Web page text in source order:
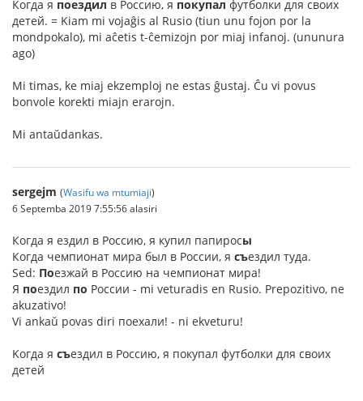
Когда я поездил в Россию, я покупал футболки для своих
детей. = Kiam mi vojaĝis al Rusio (tiun unu fojon por la
mondpokalo), mi aĉetis t-ĉemizojn por miaj infanoj. (ununura
ago)
Mi timas, ke miaj ekzemploj ne estas ĝustaj. Ĉu vi povus
bonvole korekti miajn erarojn.
Mi antaŭdankas.
sergejm (Wasifu wa mtumiaji)
6 Septemba 2019 7:55:56 alasiri
Когда я ездил в Россию, я купил папиросы
Когда чемпионат мира был в России, я съездил туда.
Sed: Поезжай в Россию на чемпионат мира!
Я поездил по России - mi veturadis en Rusio. Prepozitivo, ne
akuzativo!
Vi ankaŭ povas diri поехали! - ni ekveturu!
Kогда я съездил в Россию, я покупал футболки для своих
детей